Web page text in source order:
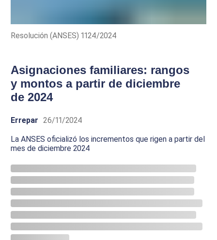
Resolución (ANSES) 1124/2024
Asignaciones familiares: rangos
y montos a partir de diciembre
de 2024
Errepar 26/11/2024
La ANSES oficializó los incrementos que rigen a partir del
mes de diciembre 2024